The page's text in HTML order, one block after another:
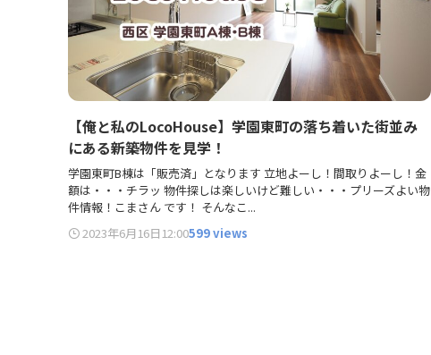
【俺と私のLocoHouse】学園東町の落ち着いた街並み
にある新築物件を見学！
学園東町B棟は「販売済」となります 立地よーし！間取りよーし！金
額は・・・チラッ 物件探しは楽しいけど難しい・・・プリーズよい物
件情報！こまさん です！ そんなこ...
2023年6月16日12:00599 views